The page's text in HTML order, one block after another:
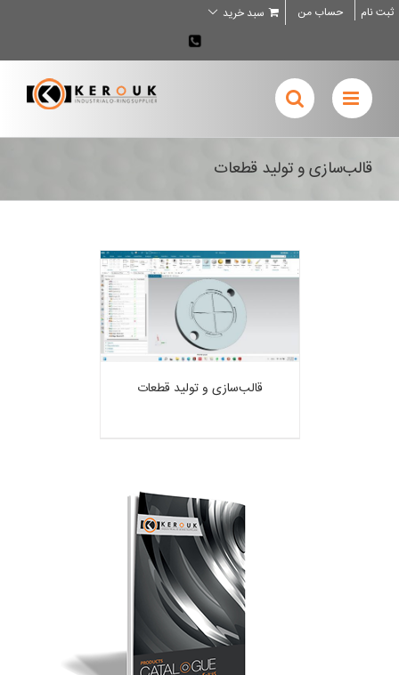
Skip
to
ثبت نام حساب من سبد خرید
02636707898
قالب‌سازی و تولید قطعات
قالب‌سازی و تولید قطعات